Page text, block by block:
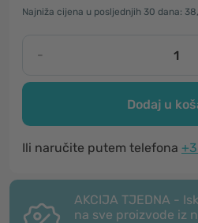
Najniža cijena u posljednjih 30 dana:
-
Dodaj u
Ili naručite putem telefona
AKCIJA TJEDNA -
na sve proizvode iz